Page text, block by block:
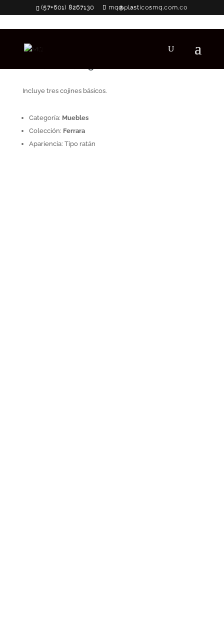
(57+601) 8267130 mq@plasticosmq.com.co
Incluye tres cojines básicos.
Categoría: Muebles
Colección: Ferrara
Apariencia: Tipo ratán